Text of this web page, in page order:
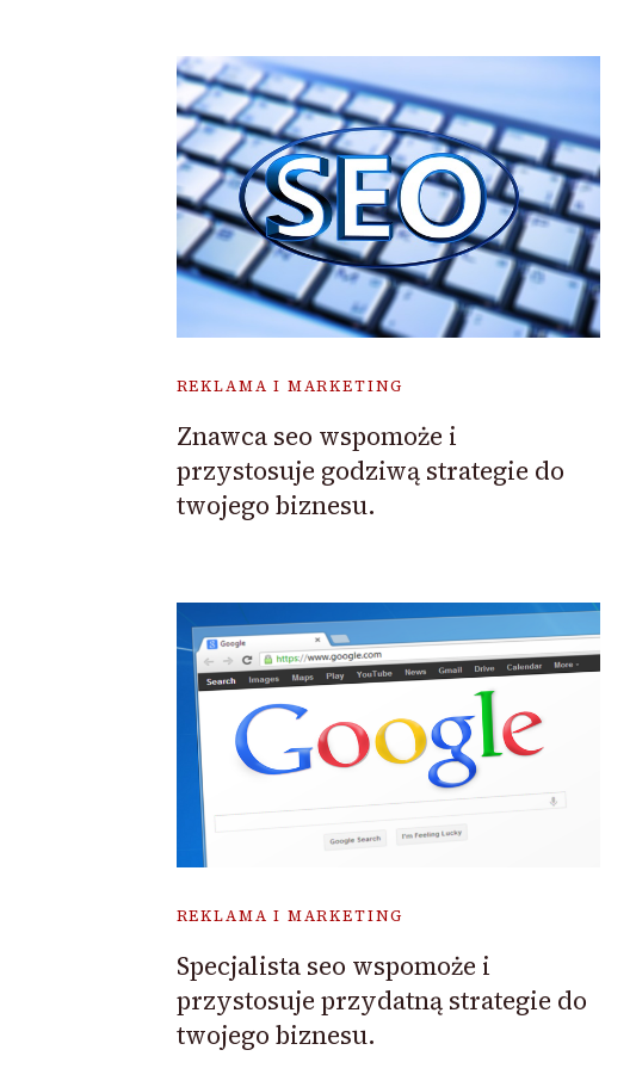
REKLAMA I MARKETING
Znawca seo wspomoże i
przystosuje godziwą strategie do
twojego biznesu.
REKLAMA I MARKETING
Specjalista seo wspomoże i
przystosuje przydatną strategie do
twojego biznesu.